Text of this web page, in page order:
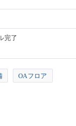
完了
OAフロア